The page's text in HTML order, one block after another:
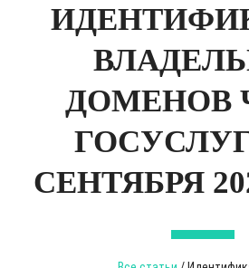
ДОМЕНОВ
СЕНТЯБРЯ